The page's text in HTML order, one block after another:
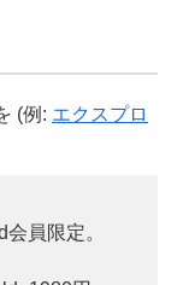
(例: エクスプロ
員限定。